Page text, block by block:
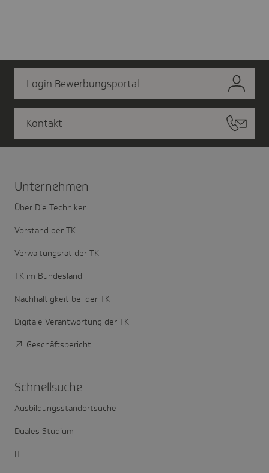
Login Bewerbungsportal
Kontakt
Unter­nehmen
Über Die Techniker
Vorstand der TK
Verwaltungsrat der TK
TK im Bundesland
Nachhaltigkeit bei der TK
Digitale Verantwortung der TK
Geschäftsbericht
Schnell­suche
Ausbildungsstandortsuche
Duales Studium
IT